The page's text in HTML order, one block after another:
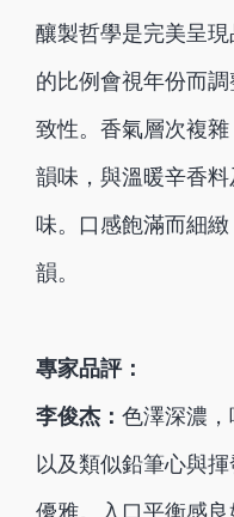
釀製哲學是完美呈
的比例會視年份而
致性。香氣層次複
韻味，與溫暖辛香
味。口感飽滿而細
韻。
專家品評：
李俊杰： 色澤深濃，
以及類似鉛筆心與